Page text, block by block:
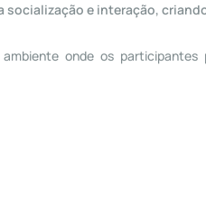
e interação,
onde os participantes